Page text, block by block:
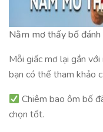
Nằm mơ thấy bố đánh
Mỗi giấc mơ lại gắn
bạn có thể tham khảo
Chiêm bao ôm bố
chọn tốt.